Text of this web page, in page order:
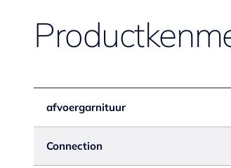
afvoergarnituur
Connection